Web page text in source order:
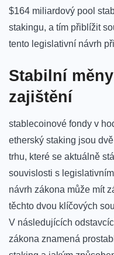
$164 miliardový pool
stakingu,‌ a tím přiblížit
tento legislativní návrh
Stabilní
zajištění
stablecoinové fondy v
etherský staking jsou⁤
trhu, které⁤ se ‍aktuálně
souvislosti‌ s
návrh zákona může mít
těchto ​dvou klíčových
V následujících
zákona znamená